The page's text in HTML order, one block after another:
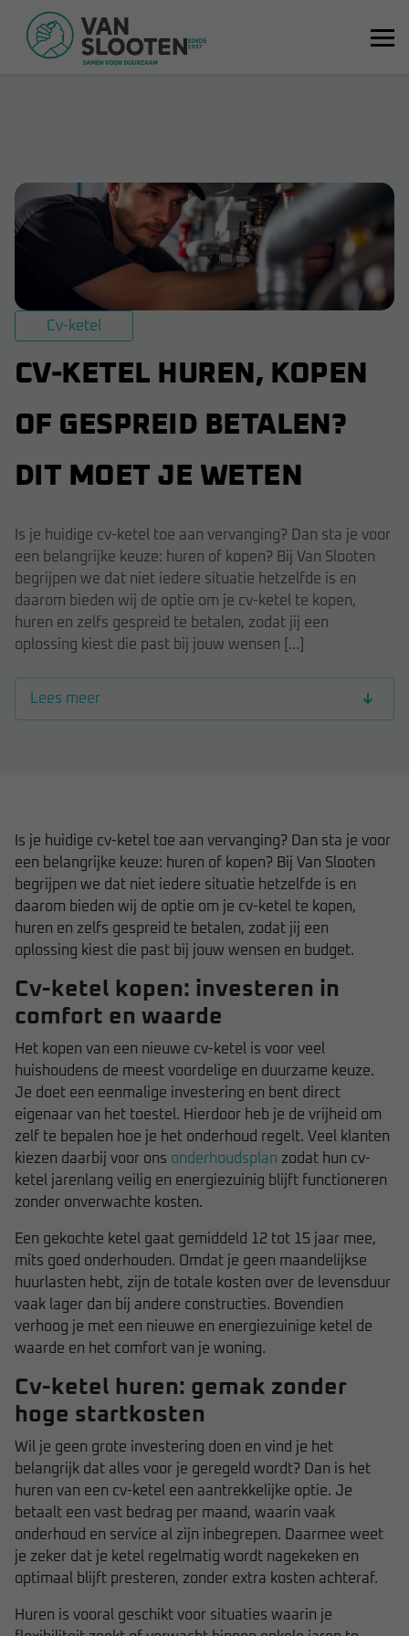
Cv-ketel
CV-KETEL HUREN, KOPEN
OF GESPREID BETALEN?
DIT MOET JE WETEN
Is je huidige cv-ketel toe aan vervanging? Dan sta je voor
een belangrijke keuze: huren of kopen? Bij Van Slooten
begrijpen we dat niet iedere situatie hetzelfde is en
daarom bieden wij de optie om je cv-ketel te kopen,
huren en zelfs gespreid te betalen, zodat jij een
oplossing kiest die past bij jouw wensen […]
Lees meer
Is je huidige cv-ketel toe aan vervanging? Dan sta je voor
een belangrijke keuze: huren of kopen? Bij Van Slooten
begrijpen we dat niet iedere situatie hetzelfde is en
daarom bieden wij de optie om je cv-ketel te kopen,
huren en zelfs gespreid te betalen, zodat jij een
oplossing kiest die past bij jouw wensen en budget.
Cv-ketel kopen: investeren in
comfort en waarde
Het kopen van een nieuwe cv-ketel is voor veel
huishoudens de meest voordelige en duurzame keuze.
Je doet een eenmalige investering en bent direct
eigenaar van het toestel. Hierdoor heb je de vrijheid om
zelf te bepalen hoe je het onderhoud regelt. Veel klanten
kiezen daarbij voor ons onderhoudsplan zodat hun cv-
ketel jarenlang veilig en energiezuinig blijft functioneren
zonder onverwachte kosten.
Een gekochte ketel gaat gemiddeld 12 tot 15 jaar mee,
mits goed onderhouden. Omdat je geen maandelijkse
huurlasten hebt, zijn de totale kosten over de levensduur
vaak lager dan bij andere constructies. Bovendien
verhoog je met een nieuwe en energiezuinige ketel de
waarde en het comfort van je woning.
Cv-ketel huren: gemak zonder
hoge startkosten
Wil je geen grote investering doen en vind je het
belangrijk dat alles voor je geregeld wordt? Dan is het
huren van een cv-ketel een aantrekkelijke optie. Je
betaalt een vast bedrag per maand, waarin vaak
onderhoud en service al zijn inbegrepen. Daarmee weet
je zeker dat je ketel regelmatig wordt nagekeken en
optimaal blijft presteren, zonder extra kosten achteraf.
Huren is vooral geschikt voor situaties waarin je